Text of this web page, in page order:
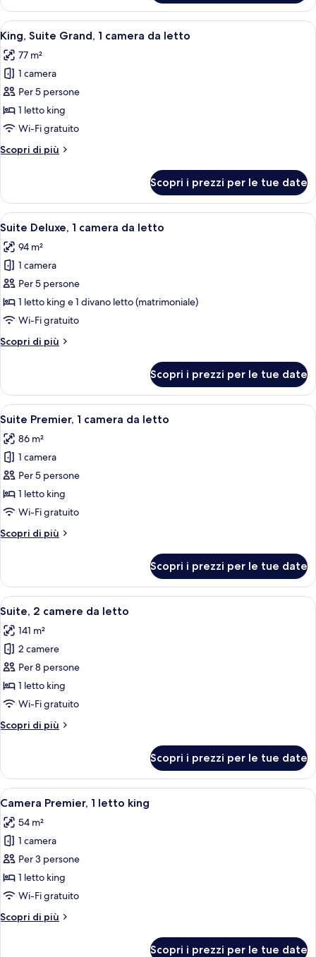
Camera
Grand
Apri
tutte
le
foto
per
King,
Suite
1
letto
Biancheria da letto di alta qualità,
11
King, Suite Grand, 1 camera da letto
77 m²
1 camera
Per 5 persone
1 letto king
Wi-Fi gratuito
Scopri di più
Altri
Suite
Grand,
1
da
letto
Scopri i prezzi per le tue date
Apri
tutte
le
foto
per
Suite
Deluxe,
camera
Una moderna camera d'albergo
9
Suite Deluxe, 1 camera da letto
94 m²
1 camera
Per 5 persone
1 letto king e 1 divano letto (matrimoniale)
Wi-Fi gratuito
Scopri di più
Altri
Deluxe,
camera
letto
Scopri i prezzi per le tue date
Apri
tutte
le
foto
per
Suite
Premier,
camera
Un soggiorno moderno con un
10
Suite Premier, 1 camera da letto
86 m²
1 camera
Per 5 persone
1 letto king
Wi-Fi gratuito
Scopri di più
Altri
Premier,
camera
letto
Scopri i prezzi per le tue date
Apri
tutte
le
foto
per
Suite,
2
da
Una camera d'albergo con un letto
6
Suite, 2 camere da letto
141 m²
2 camere
Per 8 persone
1 letto king
Wi-Fi gratuito
Scopri di più
Altri
2
camere
da
Scopri i prezzi per le tue date
Apri
tutte
le
foto
per
Camera
Premier,
letto
Una camera d'albergo con un letto
7
Camera Premier, 1 letto king
54 m²
1 camera
Per 3 persone
1 letto king
Wi-Fi gratuito
Scopri di più
Altri
Scopri i prezzi per le tue date